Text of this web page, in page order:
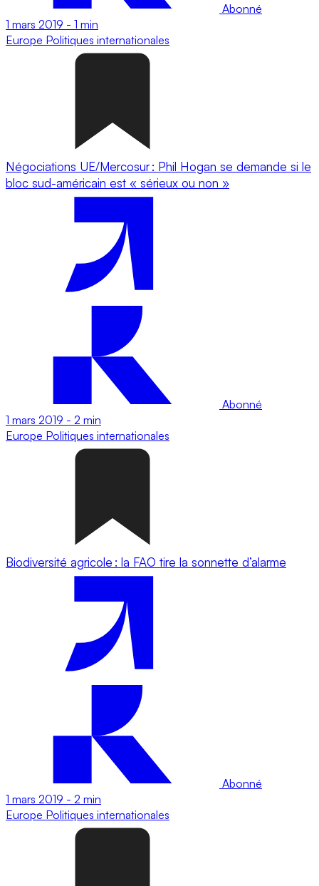
Abonné
1 mars 2019 - 1 min
Europe Politiques internationales
Négociations UE/Mercosur : Phil Hogan se demande si le
bloc sud-américain est « sérieux ou non »
Abonné
1 mars 2019 - 2 min
Europe Politiques internationales
Biodiversité agricole : la FAO tire la sonnette d’alarme
Abonné
1 mars 2019 - 2 min
Europe Politiques internationales